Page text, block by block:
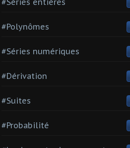
#Polynômes
#Séries numériques
#Dérivation
#Suites
#Probabilité